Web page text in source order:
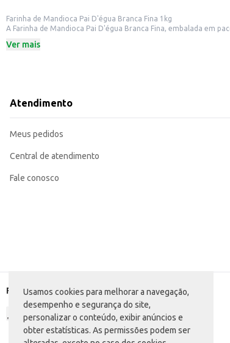
Usamos cookies para melhorar a navegação,
desempenho e segurança do site,
personalizar o conteúdo, exibir anúncios e
obter estatísticas. As permissões podem ser
Farinha de Mandioca Pai D'égua Branca Fina 1kg
A Farinha de Mandioca Pai D'égua Branca Fina, embalada em
A farinha de mandioca é um produto que pode ser utilizado em
A Farinha de Mandioca Pai D'égua Branca Fina é uma escolha
Ver mais
Atendimento
Meus pedidos
Central de atendimento
Fale conosco
Formas de pagamento